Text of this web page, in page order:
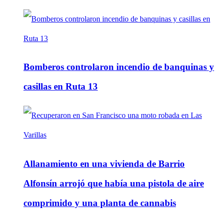
Bomberos controlaron incendio de banquinas y
casillas en Ruta 13
Allanamiento en una vivienda de Barrio
Alfonsín arrojó que había una pistola de aire
comprimido y una planta de cannabis